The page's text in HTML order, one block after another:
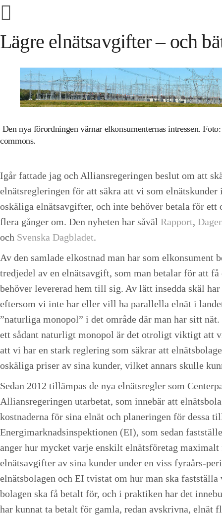
Lägre elnätsavgifter – och
Den nya förordningen värnar elkonsumenternas intressen.
commons.
Igår fattade jag och Alliansregeringen beslut om att
elnätsregleringen för att säkra att vi som elnätskunder
oskäliga elnätsavgifter, och inte behöver betala för ett
flera gånger om. Den nyheten har såväl Rapport,
och Svenska Dagbladet.
Av den samlade elkostnad man har som elkonsument
tredjedel av en elnätsavgift, som man betalar för att få
behöver levererad hem till sig. Av lätt insedda skäl har
eftersom vi inte har eller vill ha parallella elnät i
”naturliga monopol” i det område där man har sitt
ett sådant naturligt monopol är det otroligt viktigt att
att vi har en stark reglering som säkrar att
oskäliga priser av sina kunder, vilket annars skulle
Sedan 2012 tillämpas de nya elnätsregler som
Alliansregeringen utarbetat, som innebär att
kostnaderna för sina elnät och planeringen för dessa
Energimarknadsinspektionen (EI), som sedan
anger hur mycket varje enskilt elnätsföretag
elnätsavgifter av sina kunder under en viss fyraårs-
elnätsbolagen och EI tvistat om hur man ska
bolagen ska få betalt för, och i praktiken har det
har kunnat ta betalt för gamla, redan avskrivna, elnät